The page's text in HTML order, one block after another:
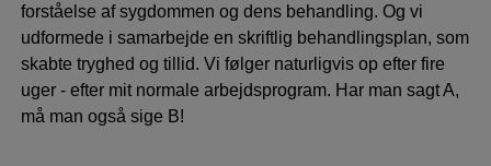
forståelse af sygdommen og dens behandling. Og vi
udformede i samarbejde en skriftlig behandlingsplan, som
skabte tryghed og tillid. Vi følger naturligvis op efter fire
uger - efter mit normale arbejdsprogram. Har man sagt A,
må man også sige B!